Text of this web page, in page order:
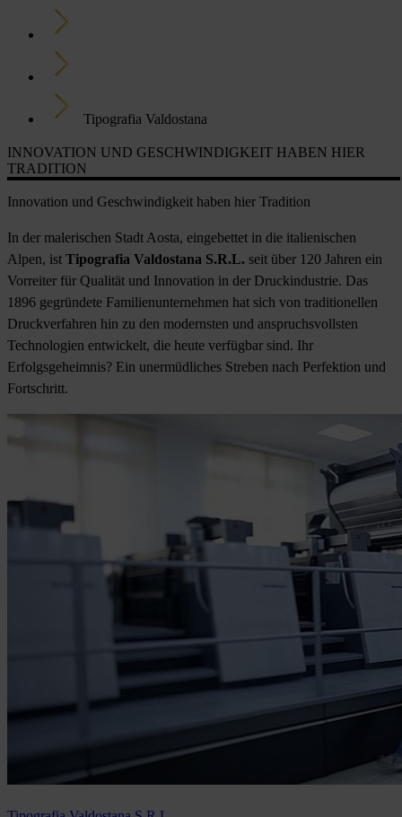
Tipografia Valdostana
INNOVATION UND GESCHWINDIGKEIT HABEN HIER
TRADITION
Innovation und Geschwindigkeit haben hier Tradition
In der malerischen Stadt Aosta, eingebettet in die italienischen
Alpen, ist Tipografia Valdostana S.R.L. seit über 120 Jahren ein
Vorreiter für Qualität und Innovation in der Druckindustrie. Das
1896 gegründete Familienunternehmen hat sich von traditionellen
Druckverfahren hin zu den modernsten und anspruchsvollsten
Technologien entwickelt, die heute verfügbar sind. Ihr
Erfolgsgeheimnis? Ein unermüdliches Streben nach Perfektion und
Fortschritt.